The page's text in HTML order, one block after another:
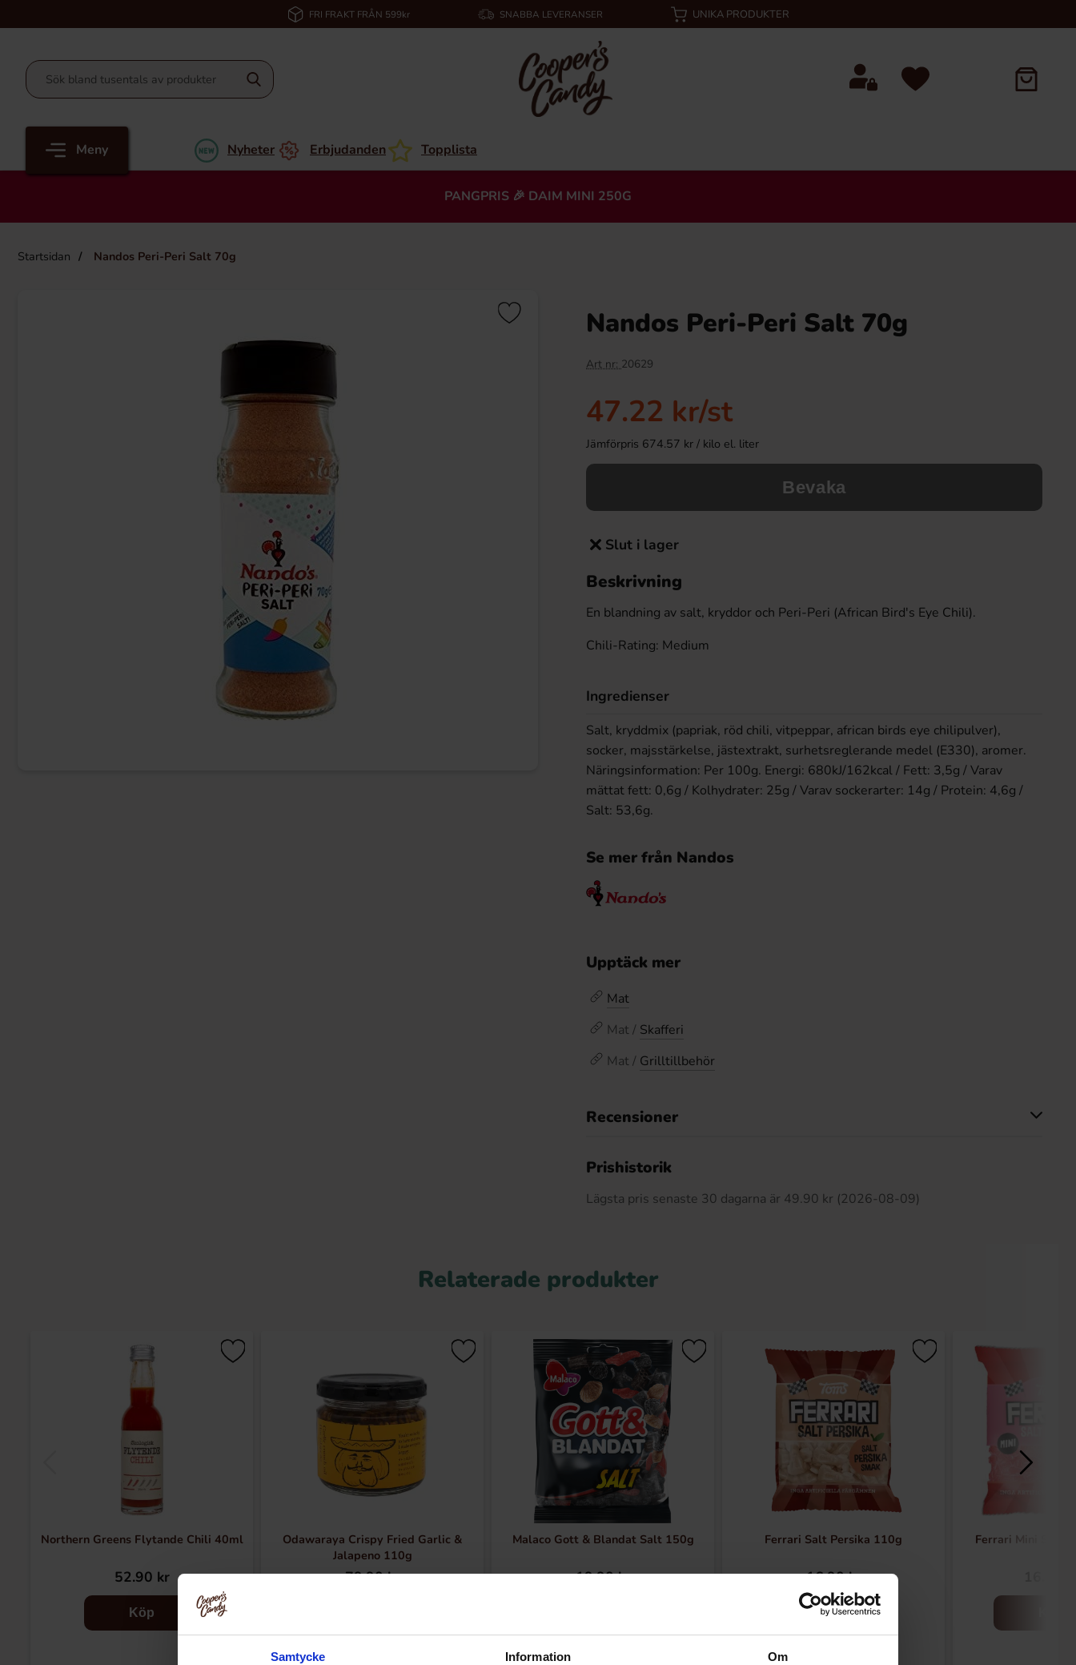
Samtycke Information Om
FRI FRAKT FRÅN 599kr SNABBA LEVERANSER UNIKA PRODUKTER
Meny Nyheter Erbjudanden Topplista
PANGPRIS 🎉 DAIM MINI 250G
Startsidan Nandos Peri-Peri Salt 70g
Nandos Peri-Peri Salt 70g
Art nr: 20629
47.22 kr/st
Jämförpris 674.57 kr / kilo el. liter
Bevaka
Slut i lager
Beskrivning
En blandning av salt, kryddor och Peri-Peri (African Bird's Eye Chili).
Chili-Rating: Medium
Ingredienser
Salt, kryddmix (papriak, röd chili, vitpeppar, african birds eye chilipulver),
socker, majsstärkelse, jästextrakt, surhetsreglerande medel (E330), aromer.
Näringsinformation: Per 100g. Energi: 680kJ/162kcal / Fett: 3,5g / Varav
mättat fett: 0,6g / Kolhydrater: 25g / Varav sockerarter: 14g / Protein: 4,6g /
Salt: 53,6g.
Se mer från Nandos
Upptäck mer
Mat
Mat / Skafferi
Mat / Grilltillbehör
Recensioner
Prishistorik
Lägsta pris senaste 30 dagarna är 49.90 kr (2026-08-09)
Relaterade produkter
Northern Greens Flytande Chili 40ml
52.90 kr
Köp
Odawaraya Crispy Fried Garlic &
Jalapeno 110g
79.90 kr
Malaco Gott & Blandat Salt 150g
19.90 kr
Ferrari Salt Persika 110g
16.90 kr
Köp
Ferrari Mini Salt